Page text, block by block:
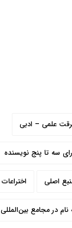
علمی – ادبی
سه تا پنج نویسنده
اصلی اختراعات
نام در مجامع بین‌المللی